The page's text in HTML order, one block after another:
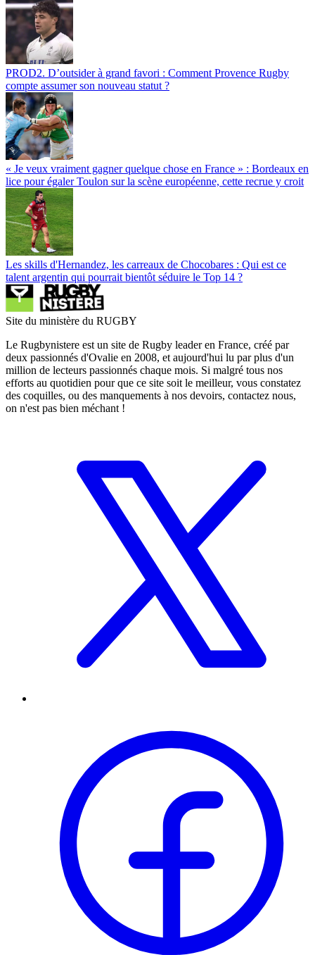
PROD2. D’outsider à grand favori : Comment Provence Rugby
compte assumer son nouveau statut ?
« Je veux vraiment gagner quelque chose en France » : Bordeaux en
lice pour égaler Toulon sur la scène européenne, cette recrue y croit
Les skills d'Hernandez, les carreaux de Chocobares : Qui est ce
talent argentin qui pourrait bientôt séduire le Top 14 ?
Site du ministère du RUGBY
Le Rugbynistere est un site de Rugby leader en France, créé par
deux passionnés d'Ovalie en 2008, et aujourd'hui lu par plus d'un
million de lecteurs passionnés chaque mois. Si malgré tous nos
efforts au quotidien pour que ce site soit le meilleur, vous constatez
des coquilles, ou des manquements à nos devoirs, contactez nous,
on n'est pas bien méchant !